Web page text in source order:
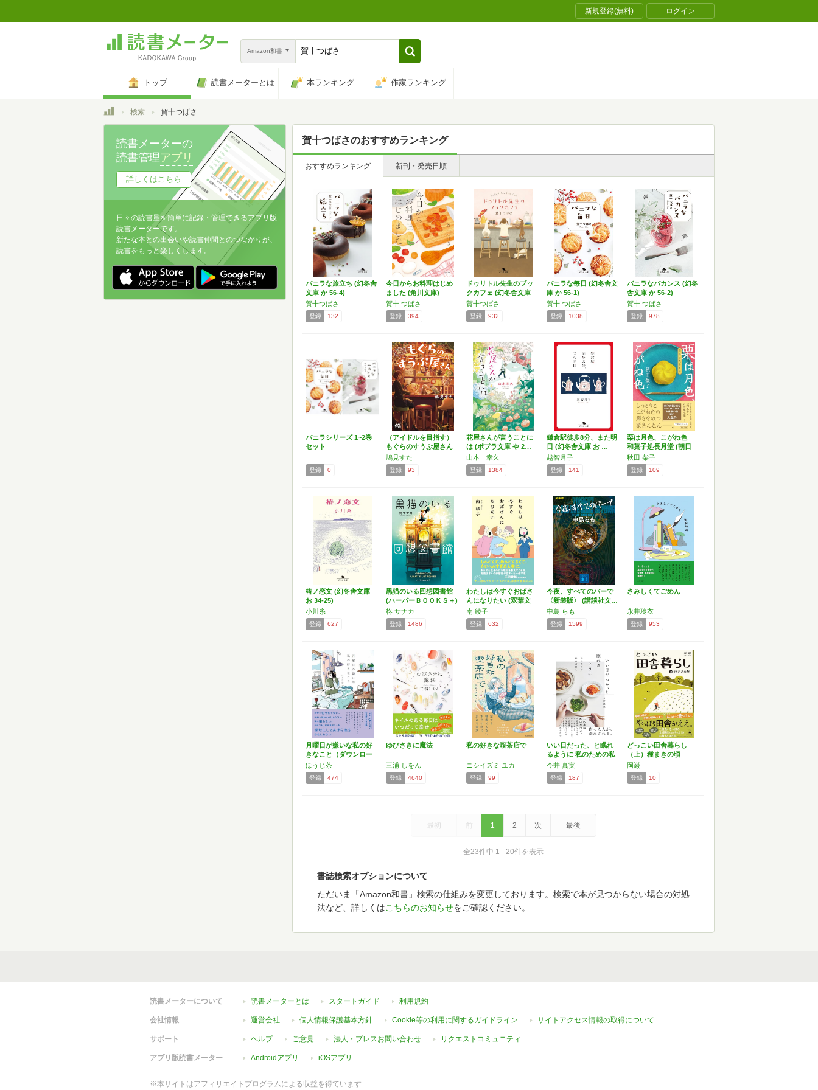
新規登録(無料) ログイン
Amazon和書
トップ 読書メーターとは 本ランキング 作家ランキング
トップ検索 賀十つばさ
賀十つばさのおすすめランキング
おすすめランキング 新刊・発売日順
バニラな旅立ち (幻冬舎
文庫 か 56-4)
賀十つばさ
登録 132
今日からお料理はじめ
ました (角川文庫)
賀十 つばさ
登録 394
ドゥリトル先生のブッ
クカフェ (幻冬舎文庫
…
賀十つばさ
登録 932
バニラな毎日 (幻冬舎文
庫 か 56-1)
賀十 つばさ
登録 1038
バニラなバカンス (幻冬
舎文庫 か 56-2)
賀十 つばさ
登録 978
バニラシリーズ 1~2巻
セット
登録 0
（アイドルを目指す）
もぐらのすうぷ屋さん
(…
鳩見すた
登録 93
花屋さんが言うことに
は (ポプラ文庫 や 2…
山本 幸久
登録 1384
鎌倉駅徒歩8分、また明
日 (幻冬舎文庫 お …
越智月子
登録 141
栗は月色、こがね色
和菓子処長月堂 (朝日
文…
秋田 柴子
登録 109
椿ノ恋文 (幻冬舎文庫
お 34-25)
小川糸
登録 627
黒猫のいる回想図書館
(ハーパーＢＯＯＫＳ＋)
柊 サナカ
登録 1486
わたしは今すぐおばさ
んになりたい (双葉文
庫…
南 綾子
登録 632
今夜、すべてのバーで
〈新装版〉 (講談社文…
中島 らも
登録 1599
さみしくてごめん
永井玲衣
登録 953
月曜日が嫌いな私の好
きなこと（ダウンロー
ド特…
ほうじ茶
登録 474
ゆびさきに魔法
三浦 しをん
登録 4640
私の好きな喫茶店で
ニシイズミ ユカ
登録 99
いい日だった、と眠れ
るように 私のための私
の…
今井 真実
登録 187
どっこい田舎暮らし
（上）種まきの頃
岡巌
登録 10
最初 前 1 2 次 最後
全23件中 1 - 20件を表示
書誌検索オプションについて
ただいま「Amazon和書」検索の仕組みを変更しております。検索で本が見つからない場合の対処
法など、詳しくはこちらのお知らせをご確認ください。
読書メーターの
読書管理アプリ
詳しくはこちら
日々の読書量を簡単に記録・管理できるアプリ版
読書メーターです。
新たな本との出会いや読書仲間とのつながりが、
読書をもっと楽しくします。
読書メーターについて 読書メーターとは スタートガイド 利用規約
会社情報 運営会社 個人情報保護基本方針 Cookie等の利用に関するガイドライン サイトアクセス情報の取得について
サポート ヘルプ ご意見 法人・プレスお問い合わせ リクエストコミュニティ
アプリ版読書メーター Androidアプリ iOSアプリ
※本サイトはアフィリエイトプログラムによる収益を得ています